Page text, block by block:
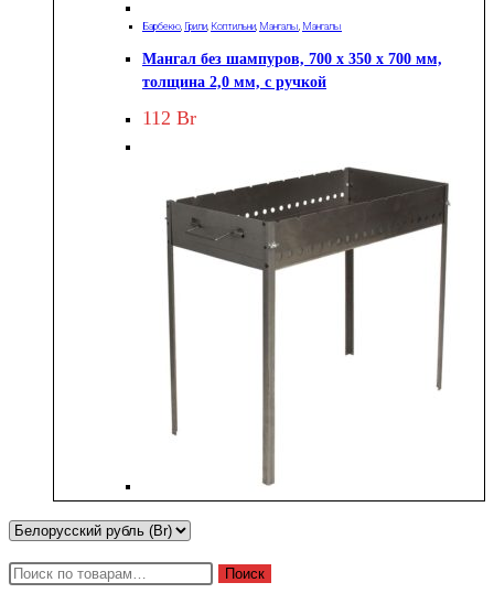
Барбекю, Грили, Коптильни, Мангалы, Мангалы
Мангал без шампуров, 700 х 350 х 700 мм,
толщина 2,0 мм, с ручкой
112 Br
Искать: Поиск